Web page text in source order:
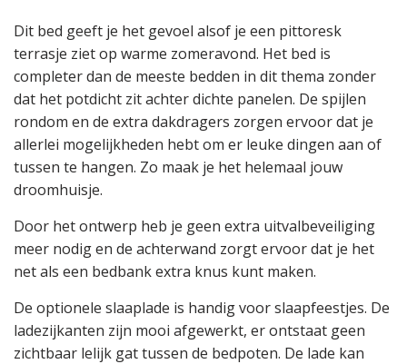
Dit bed geeft je het gevoel alsof je een pittoresk
terrasje ziet op warme zomeravond. Het bed is
completer dan de meeste bedden in dit thema zonder
dat het potdicht zit achter dichte panelen. De spijlen
rondom en de extra dakdragers zorgen ervoor dat je
allerlei mogelijkheden hebt om er leuke dingen aan of
tussen te hangen. Zo maak je het helemaal jouw
droomhuisje.
Door het ontwerp heb je geen extra uitvalbeveiliging
meer nodig en de achterwand zorgt ervoor dat je het
net als een bedbank extra knus kunt maken.
De optionele slaaplade is handig voor slaapfeestjes. De
ladezijkanten zijn mooi afgewerkt, er ontstaat geen
zichtbaar lelijk gat tussen de bedpoten. De lade kan